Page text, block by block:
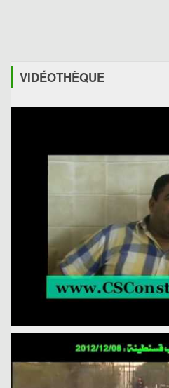
VIDÉOTHÈQUE